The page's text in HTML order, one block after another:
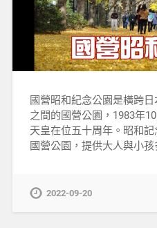
國營昭和紀念公園是橫跨
之間的國營公園，1983年
天皇在位五十周年。昭和
國營公園，提供大人與小孩
2022-09-20